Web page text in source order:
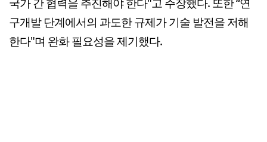
구개발 단계에서의 과도한 규제가 기술 발전을 저해
한다"며 완화 필요성을 제기했다.